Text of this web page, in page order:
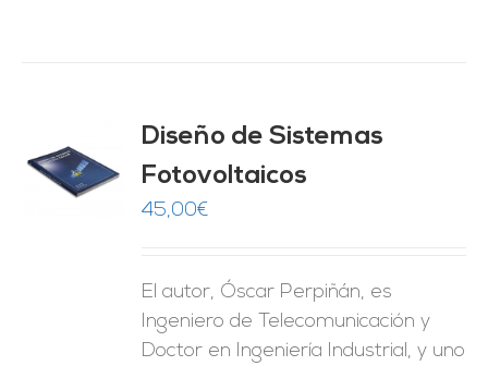
Diseño de Sistemas
Fotovoltaicos
45,00€
El autor, Óscar Perpiñán, es
Ingeniero de Telecomunicación y
Doctor en Ingeniería Industrial, y uno